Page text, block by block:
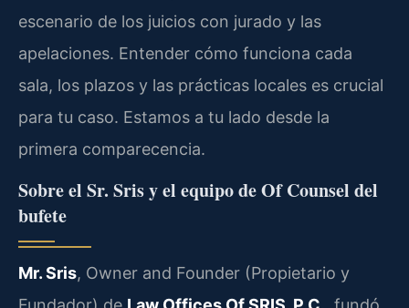
escenario de los juicios con jurado y las
apelaciones. Entender cómo funciona cada
sala, los plazos y las prácticas locales es crucial
para tu caso. Estamos a tu lado desde la
primera comparecencia.
Sobre el Sr. Sris y el equipo de Of Counsel del
bufete
Mr. Sris, Owner and Founder (Propietario y